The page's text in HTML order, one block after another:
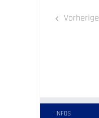
Vorherige
INFOS